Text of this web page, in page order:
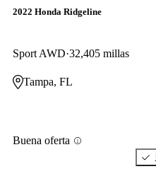
2022 Honda Ridgeline
Sport AWD 32,405 millas
Tampa, FL
Buena oferta